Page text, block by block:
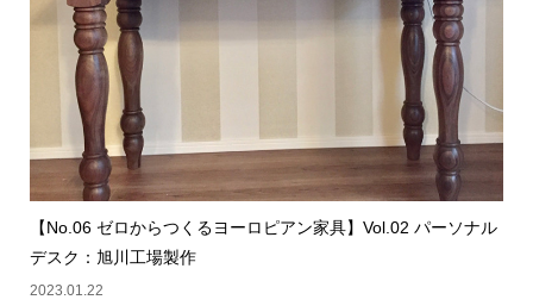
【No.06 ゼロからつくるヨーロピアン家具】Vol.02 パーソナル
デスク：旭川工場製作
2023.01.22